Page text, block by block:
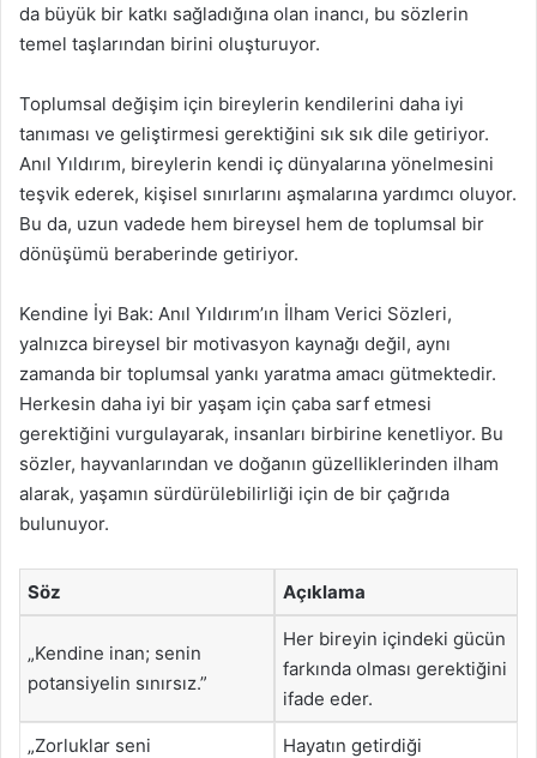
da büyük bir katkı sağladığına olan inancı, bu sözlerin
temel taşlarından birini oluşturuyor.
Toplumsal değişim için bireylerin kendilerini daha iyi
tanıması ve geliştirmesi gerektiğini sık sık dile getiriyor.
Anıl Yıldırım, bireylerin kendi iç dünyalarına yönelmesini
teşvik ederek, kişisel sınırlarını aşmalarına yardımcı oluyor.
Bu da, uzun vadede hem bireysel hem de toplumsal bir
dönüşümü beraberinde getiriyor.
Kendine İyi Bak: Anıl Yıldırım’ın İlham Verici Sözleri,
yalnızca bireysel bir motivasyon kaynağı değil, aynı
zamanda bir toplumsal yankı yaratma amacı gütmektedir.
Herkesin daha iyi bir yaşam için çaba sarf etmesi
gerektiğini vurgulayarak, insanları birbirine kenetliyor. Bu
sözler, hayvanlarından ve doğanın güzelliklerinden ilham
alarak, yaşamın sürdürülebilirliği için de bir çağrıda
bulunuyor.
Söz Açıklama
„Kendine inan; senin
potansiyelin sınırsız.”
Her bireyin içindeki gücün
farkında olması gerektiğini
ifade eder.
„Zorluklar seni
Hayatın getirdiği